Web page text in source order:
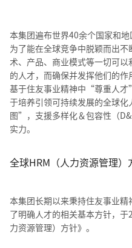
本集团遍布世界40余个国家和地
为了能在全球竞争中脱颖而出
术、产品、商业模式等一切可
的人才，而确保并发挥他们的作
基于住友事业精神中“尊重人
于培养引领可持续发展的全球
图”，支援多样化＆包容性（
实力。
全球HRM（人力资源管理）
本集团长期以来秉持住友事业
了明确人才的相关基本方针，
力资源管理）方针》。